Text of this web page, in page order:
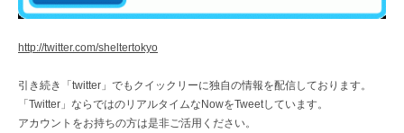
http://twitter.com/sheltertokyo
引き続き「twitter」でもクイックリーに独自の情報を配信しております。
「Twitter」ならではのリアルタイムなNowをTweetしています。
アカウントをお持ちの方は是非ご活用ください。